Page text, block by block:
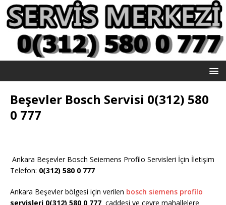
Beşevler Bosch Servisi 0(312) 580
0 777
Ankara Beşevler Bosch Seiemens Profilo Servisleri İçin İletişim
Telefon: 0(312) 580 0 777
Ankara Beşevler bölgesi için verilen bosch siemens profilo
servisleri 0(312) 580 0 777 caddesi ve çevre mahallelere